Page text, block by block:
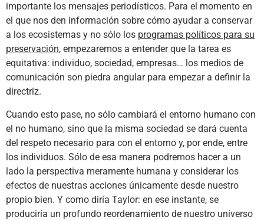
importante los mensajes periodísticos. Para el momento en
el que nos den información sobre cómo ayudar a conservar
a los ecosistemas y no sólo los programas políticos para su
preservación, empezaremos a entender que la tarea es
equitativa: individuo, sociedad, empresas… los medios de
comunicación son piedra angular para empezar a definir la
directriz.
Cuando esto pase, no sólo cambiará el entorno humano con
el no humano, sino que la misma sociedad se dará cuenta
del respeto necesario para con el entorno y, por ende, entre
los individuos. Sólo de esa manera podremos hacer a un
lado la perspectiva meramente humana y considerar los
efectos de nuestras acciones únicamente desde nuestro
propio bien. Y como diría Taylor: en ese instante, se
produciría un profundo reordenamiento de nuestro universo